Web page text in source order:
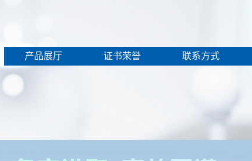
产品展厅 证书荣誉 联系方式